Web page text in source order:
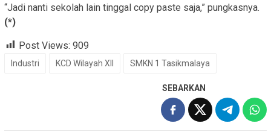
“Jadi nanti sekolah lain tinggal copy paste saja,” pungkasnya.
(*)
Post Views: 909
Industri KCD Wilayah XII SMKN 1 Tasikmalaya
SEBARKAN